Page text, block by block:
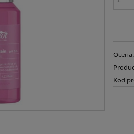
Ocena:
Kod